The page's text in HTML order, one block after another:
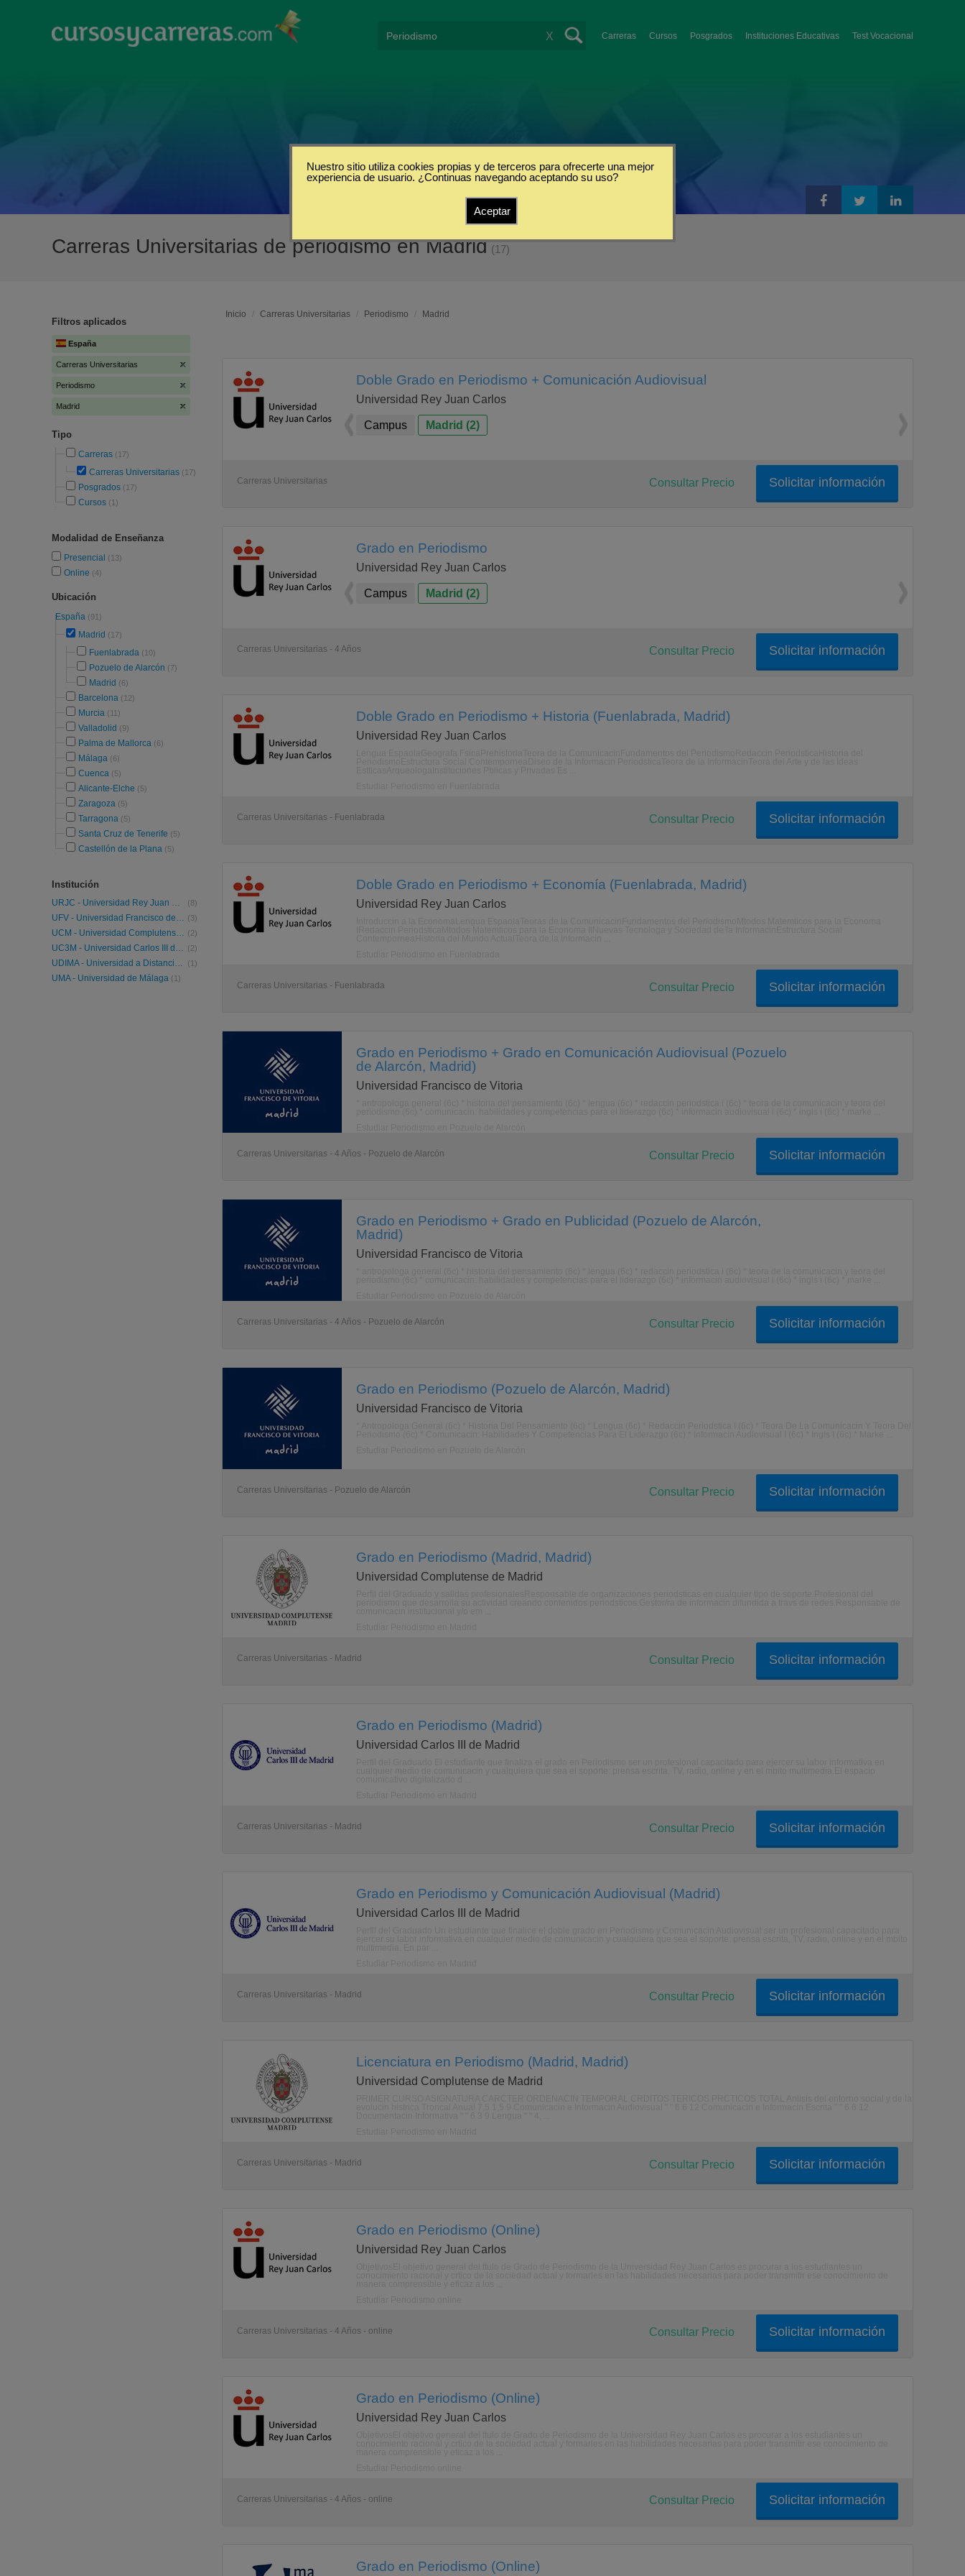
Carreras Cursos Posgrados Instituciones Educativas Test Vocacional
X
Carreras Universitarias de periodismo en Madrid (17)
Filtros aplicados
España
Carreras Universitarias
Periodismo
Madrid
Tipo
Carreras (17)
Carreras Universitarias (17)
Posgrados (17)
Cursos (1)
Modalidad de Enseñanza
Presencial (13)
Online (4)
Ubicación
España (91)
Madrid (17)
Fuenlabrada (10)
Pozuelo de Alarcón (7)
Madrid (6)
Barcelona (12)
Murcia (11)
Valladolid (9)
Palma de Mallorca (6)
Málaga (6)
Cuenca (5)
Alicante-Elche (5)
Zaragoza (5)
Tarragona (5)
Santa Cruz de Tenerife (5)
Castellón de la Plana (5)
Institución
URJC - Universidad Rey Juan Carlos (8)
UFV - Universidad Francisco de Vitoria (3)
UCM - Universidad Complutense de Madrid (2)
UC3M - Universidad Carlos III de Madrid (2)
UDIMA - Universidad a Distancia de Madrid (1)
UMA - Universidad de Málaga (1)
Inicio / Carreras Universitarias / Periodismo / Madrid
Doble Grado en Periodismo + Comunicación Audiovisual
Universidad Rey Juan Carlos
Campus Madrid (2)
Carreras Universitarias Solicitar información
Consultar Precio
Grado en Periodismo
Universidad Rey Juan Carlos
Campus Madrid (2)
Carreras Universitarias - 4 Años Solicitar información
Consultar Precio
Doble Grado en Periodismo + Historia (Fuenlabrada, Madrid)
Universidad Rey Juan Carlos
Carreras Universitarias - Fuenlabrada Solicitar información
Consultar Precio
Doble Grado en Periodismo + Economía (Fuenlabrada, Madrid)
Universidad Rey Juan Carlos
Carreras Universitarias - Fuenlabrada Solicitar información
Consultar Precio
Grado en Periodismo + Grado en Comunicación Audiovisual (Pozuelo
de Alarcón, Madrid)
Universidad Francisco de Vitoria
Carreras Universitarias - 4 Años - Pozuelo de Alarcón Solicitar información
Consultar Precio
Grado en Periodismo + Grado en Publicidad (Pozuelo de Alarcón,
Madrid)
Universidad Francisco de Vitoria
Carreras Universitarias - 4 Años - Pozuelo de Alarcón Solicitar información
Consultar Precio
Grado en Periodismo (Pozuelo de Alarcón, Madrid)
Universidad Francisco de Vitoria
Carreras Universitarias - Pozuelo de Alarcón Solicitar información
Consultar Precio
Grado en Periodismo (Madrid, Madrid)
Universidad Complutense de Madrid
Carreras Universitarias - Madrid Solicitar información
Consultar Precio
Grado en Periodismo (Madrid)
Universidad Carlos III de Madrid
Carreras Universitarias - Madrid Solicitar información
Consultar Precio
Grado en Periodismo y Comunicación Audiovisual (Madrid)
Universidad Carlos III de Madrid
Carreras Universitarias - Madrid Solicitar información
Consultar Precio
Licenciatura en Periodismo (Madrid, Madrid)
Universidad Complutense de Madrid
Carreras Universitarias - Madrid Solicitar información
Consultar Precio
Grado en Periodismo (Online)
Universidad Rey Juan Carlos
Carreras Universitarias - 4 Años - online Solicitar información
Consultar Precio
Grado en Periodismo (Online)
Universidad Rey Juan Carlos
Carreras Universitarias - 4 Años - online Solicitar información
Consultar Precio
Grado en Periodismo (Online)
Nuestro sitio utiliza cookies propias y de terceros para ofrecerte una mejor
experiencia de usuario. ¿Continuas navegando aceptando su uso?
Aceptar